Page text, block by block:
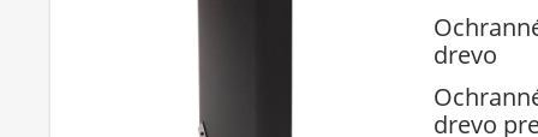
drevo
drevo